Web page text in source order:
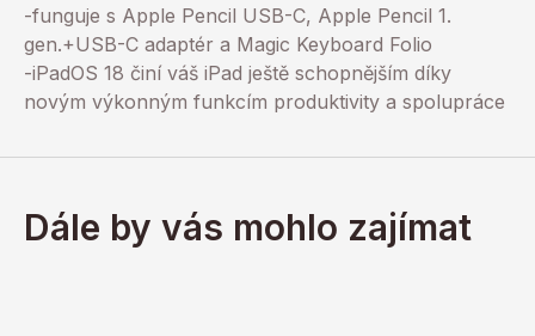
-funguje s Apple Pencil USB-C, Apple Pencil 1.
gen.+USB-C adaptér a Magic Keyboard Folio
-iPadOS 18 činí váš iPad ještě schopnějším díky
novým výkonným funkcím produktivity a spolupráce
Dále by vás mohlo zajímat